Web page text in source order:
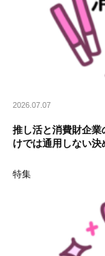
2026.07.07
推し活と消費財企
けでは通用しない
特集